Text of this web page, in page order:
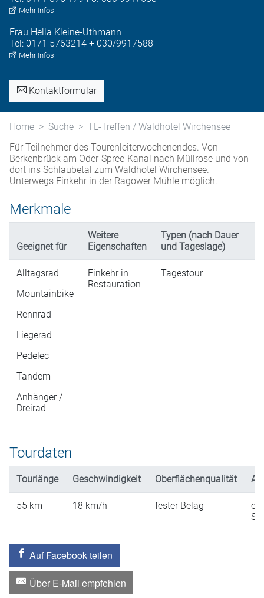
Mehr Infos
Frau Hella Kleine-Uthmann
Tel: 0171 5763214 + 030/9917588
Mehr Infos
Kontaktformular
Home Suche
TL-Treffen / Waldhotel Wirchensee
Für Teilnehmer des Tourenleiterwochenendes. Von
Berkenbrück am Oder-Spree-Kanal nach Müllrose und von
dort ins Schlaubetal zum Waldhotel Wirchensee.
Unterwegs Einkehr in der Ragower Mühle möglich.
Merkmale
Geeignet für
Weitere
Eigenschaften
Typen (nach Dauer
und Tageslage)
Alltagsrad
Mountainbike
Rennrad
Liegerad
Pedelec
Tandem
Anhänger /
Dreirad
Einkehr in
Restauration
Tagestour
Tourdaten
Tourlänge Geschwindigkeit Oberflächenqualität
55 km 18 km/h fester Belag
Auf Facebook teilen
Über E-Mail empfehlen